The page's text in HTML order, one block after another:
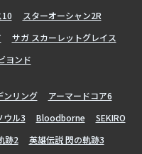
10
スターオーシャン2R
サガ スカーレットグレイス
ヨンド
ンリング
アーマードコア6
ウル3 Bloodborne
SEKIRO
跡2
英雄伝説 閃の軌跡3